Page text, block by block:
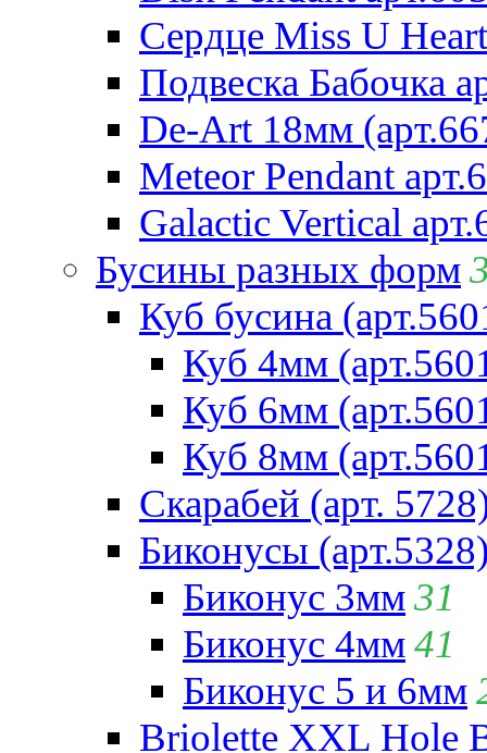
Сердце Miss U
Подвеска Бабочка
De-Art 18мм
Meteor Pendant
Galactic Vertical
Бусины разных форм
Куб бусина
Куб 4мм
Куб 6мм
Куб 8мм
Скарабей (арт.
Биконусы
Биконус 3мм31
Биконус 4мм41
Биконус 5 и 6мм
Briolette XXL Hole